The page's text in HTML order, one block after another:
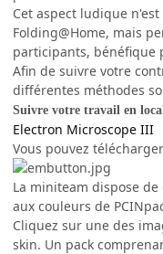
Cet aspect ludique
Folding@Home, mais
participants, bénéfique
Afin de suivre votre
différentes méthodes
Suivre votre travail en
Electron Microscope III
Vous pouvez
La miniteam dispose
aux couleurs de
Cliquez sur une des
skin. Un pack